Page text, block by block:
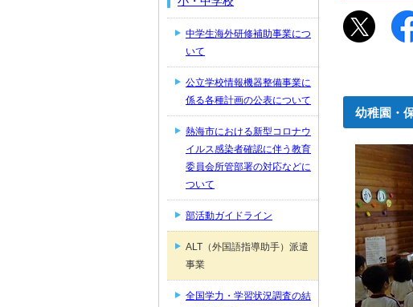
幼稚園・
中学生海外研修補助事業につ
いて
公立学校情報機器整備事業に
係る各種計画の公表について
熱海市における新型コロナウ
イルス感染者確認に伴う教育
委員会所管部署の対応などに
ついて
部活動ガイドライン
ALT（外国語指導助手）派遣
事業
全国学力・学習状況調査の結